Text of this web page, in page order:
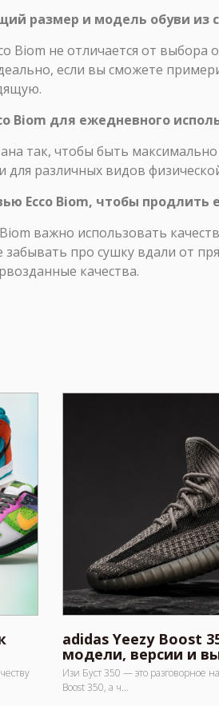
размер и модель обуви из
Biom не отличается от
если вы сможете
Biom для ежедневного
так, чтобы быть
для различных видов
Ecco Biom, чтобы продлить
важно использовать
забывать про сушку вдали от
качества.
adidas Yeezy Boost
модели, версии и
Изи Буст 350 — это разговорное
Boost 350, а ч...